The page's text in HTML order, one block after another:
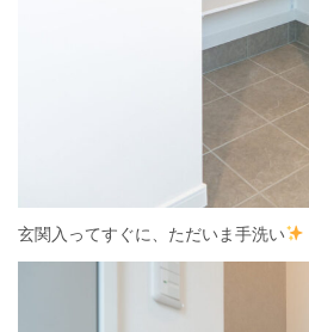
玄関入ってすぐに、ただいま手洗い